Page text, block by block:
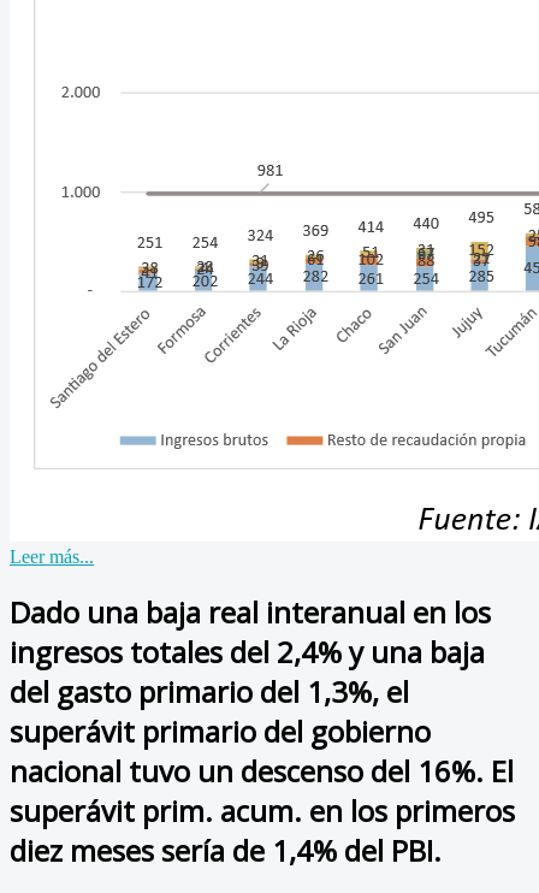
Leer más...
Dado una baja real interanual en los
ingresos totales del 2,4% y una baja
del gasto primario del 1,3%, el
superávit primario del gobierno
nacional tuvo un descenso del 16%. El
superávit prim. acum. en los primeros
diez meses sería de 1,4% del PBI.